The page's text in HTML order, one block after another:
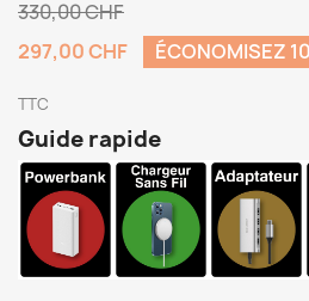
330,00 CHF
297,00 CHF
ÉCONOMISEZ
TTC
Guide rapide